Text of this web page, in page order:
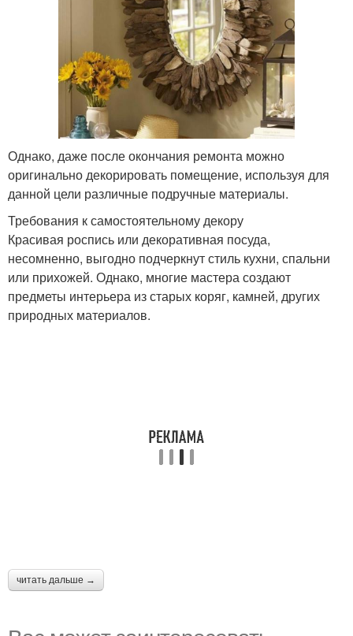
Однако, даже после окончания ремонта можно
оригинально декорировать помещение, используя для
данной цели различные подручные материалы.
Требования к самостоятельному декору
Красивая роспись или декоративная посуда,
несомненно, выгодно подчеркнут стиль кухни, спальни
или прихожей. Однако, многие мастера создают
предметы интерьера из старых коряг, камней, других
природных материалов.
читать дальше →